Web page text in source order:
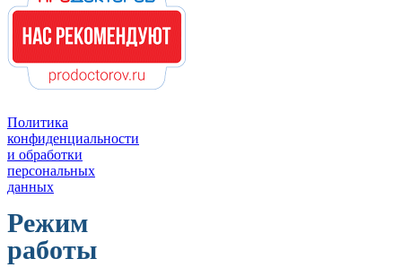
Политика
конфиденциальности
и обработки
персональных
данных
Режим
работы